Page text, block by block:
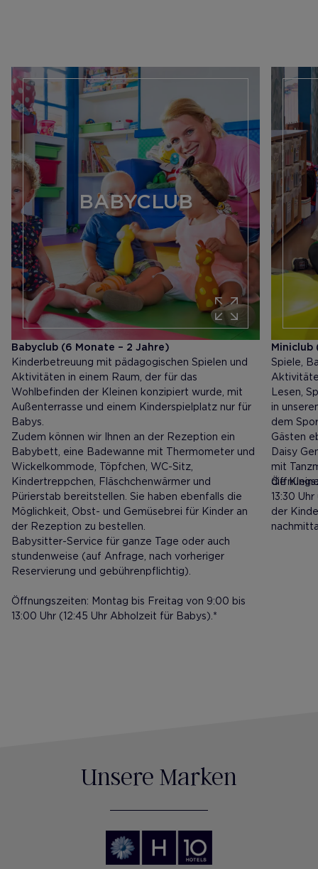
BABYCLUB
Babyclub (6 Monate – 2 Jahre)
Kinderbetreuung mit pädagogischen Spielen und
Aktivitäten in einem Raum, der für das
Wohlbefinden der Kleinen konzipiert wurde, mit
Außenterrasse und einem Kinderspielplatz nur für
Babys.
Zudem können wir Ihnen an der Rezeption ein
Babybett, eine Badewanne mit Thermometer und
Wickelkommode, Töpfchen, WC-Sitz,
Kindertreppchen, Fläschchenwärmer und
Pürierstab bereitstellen. Sie haben ebenfalls die
Möglichkeit, Obst- und Gemüsebrei für Kinder an
der Rezeption zu bestellen.
Babysitter-Service für ganze Tage oder auch
stundenweise (auf Anfrage, nach vorheriger
Reservierung und gebührenpflichtig).
Öffnungszeiten: Montag bis Freitag von 9:00 bis
13:00 Uhr (12:45 Uhr Abholzeit für Babys).*
Miniclub
Spiele,
Lesen,
in
dem
Gästen
Daisy
mit
die
13:30
der
Unsere Marken